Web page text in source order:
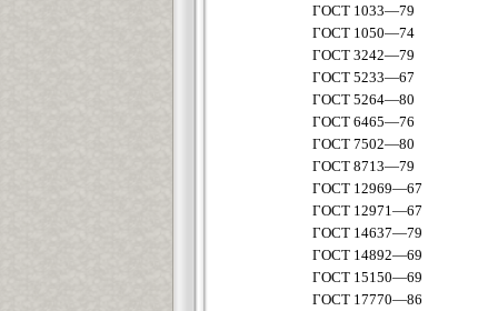
ГОСТ 1033—79
ГОСТ 1050—74
ГОСТ 3242—79
ГОСТ 5233—67
ГОСТ 5264—80
ГОСТ 6465—76
ГОСТ 7502—80
ГОСТ 8713—79
ГОСТ 12969—67
ГОСТ 12971—67
ГОСТ 14637—79
ГОСТ 14892—69
ГОСТ 15150—69
ГОСТ 17770—86